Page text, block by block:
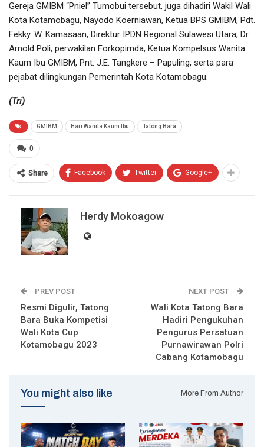
Gereja GMIBM “Pniel” Tumobui tersebut, juga dihadiri Wakil Wali
Kota Kotamobagu, Nayodo Koerniawan, Ketua BPS GMIBM, Pdt.
Fekky. W. Kamasaan, Direktur IPDN Regional Sulawesi Utara, Dr.
Arnold Poli, perwakilan Forkopimda, Ketua Kompelsus Wanita
Kaum Ibu GMIBM, Pnt. J.E. Tangkere – Papuling, serta para
pejabat dilingkungan Pemerintah Kota Kotamobagu.
(Tri)
GMIBM Hari Wanita Kaum Ibu Tatong Bara
0
Share Facebook Twitter Google+
Herdy Mokoagow
PREV POST
Resmi Digulir, Tatong
Bara Buka Kompetisi
Wali Kota Cup
Kotamobagu 2023
NEXT POST
Wali Kota Tatong Bara
Hadiri Pengukuhan
Pengurus Persatuan
Purnawirawan Polri
Cabang Kotamobagu
You might also like More From Author